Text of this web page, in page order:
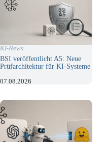
KI-News
BSI veröffentlicht A5: Neue
Prüfarchitektur für KI-Systeme
07.08.2026